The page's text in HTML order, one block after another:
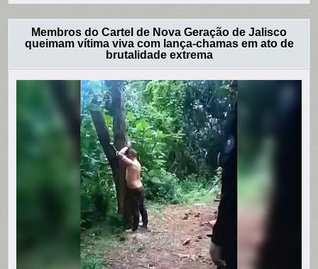
Membros do Cartel de Nova Geração de Jalisco
queimam vítima viva com lança-chamas em ato de
brutalidade extrema